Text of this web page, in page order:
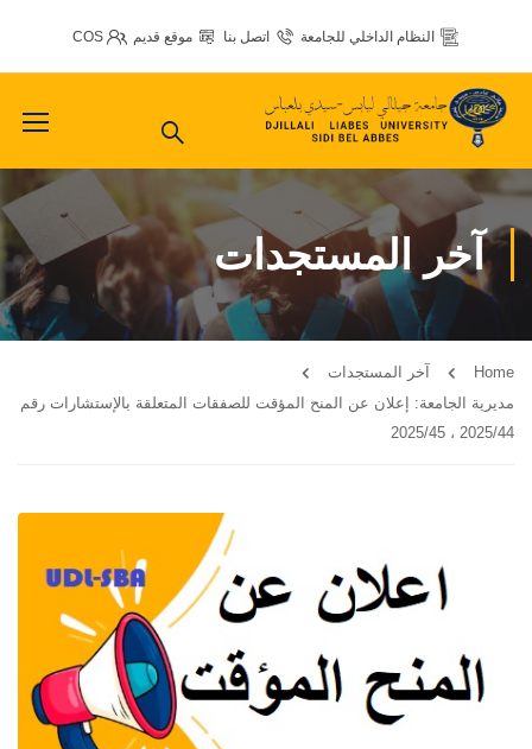
النظام الداخلي للجامعة اتصل بنا موقع قديم COS
آخر المستجدات
Home
آخر المستجدات
مديرية الجامعة: إعلان عن المنح المؤقت للصفقات المتعلقة بالإستشارات رقم
2025/44 ، 2025/45